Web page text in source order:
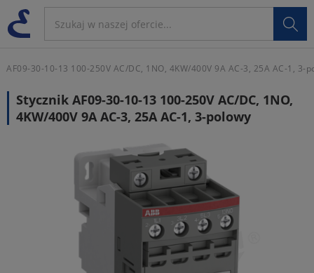

AF09-30-10-13 100-250V AC/DC, 1NO, 4KW/400V 9A AC-3, 25A AC-1, 3-
Stycznik AF09-30-10-13 100-250V AC/DC, 1NO,
4KW/400V 9A AC-3, 25A AC-1, 3-polowy